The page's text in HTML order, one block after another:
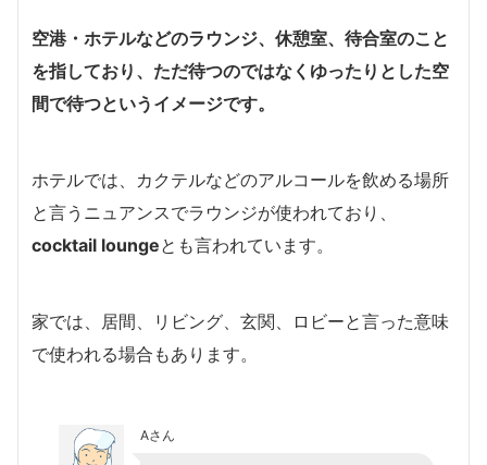
空港・ホテルなどのラウンジ、休憩室、待合室のこと
を指しており、ただ待つのではなくゆったりとした空
間で待つというイメージです。
ホテルでは、カクテルなどのアルコールを飲める場所
と言うニュアンスでラウンジが使われており、
cocktail loungeとも言われています。
家では、居間、リビング、玄関、ロビーと言った意味
で使われる場合もあります。
Aさん